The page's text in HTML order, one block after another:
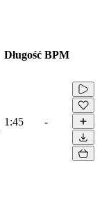
Długość BPM
1:45 -